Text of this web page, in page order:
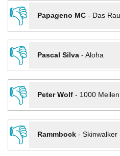
👎
Papageno MC- Das
👎
Pascal Silva- Aloha
👎
Peter Wolf- 1000
👎
Rammbock- Skinwalker